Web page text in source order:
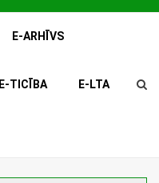
E-ARHĪVS
E-TICĪBA E-LTA